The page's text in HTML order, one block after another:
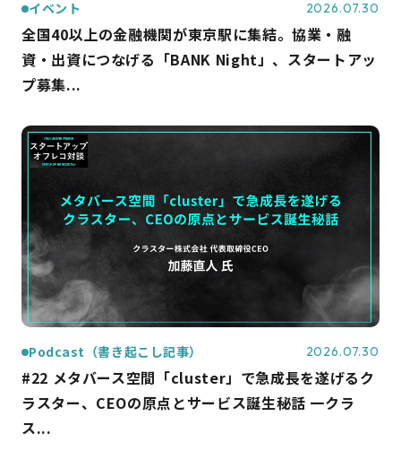
イベント 2026.07.30
全国40以上の金融機関が東京駅に集結。協業・融
資・出資につなげる「BANK Night」、スタートアッ
プ募集...
Podcast（書き起こし記事） 2026.07.30
#22 メタバース空間「cluster」で急成長を遂げるク
ラスター、CEOの原点とサービス誕生秘話 一クラ
ス...